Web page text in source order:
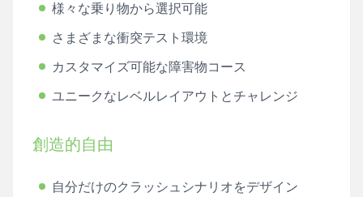
様々な乗り物から選択可能
さまざまな衝突テスト環境
カスタマイズ可能な障害物コース
ユニークなレベルレイアウトとチャレンジ
創造的自由
自分だけのクラッシュシナリオをデザイン